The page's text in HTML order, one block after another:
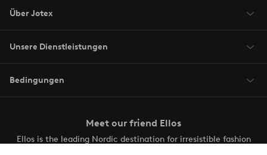
Über Jotex
Unsere Dienstleistungen
Bedingungen
Meet our friend Ellos
Ellos is the leading Nordic destination for irresistible fashion